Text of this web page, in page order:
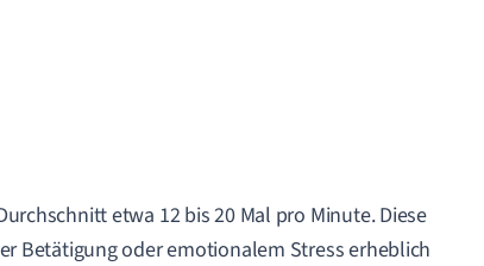
etwa 12 bis 20 Mal pro Minute. Diese
Betätigung oder emotionalem Stress erheblich